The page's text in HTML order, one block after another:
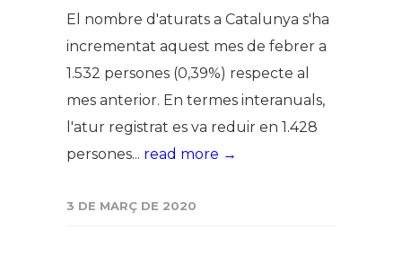
El nombre d'aturats a Catalunya s'ha
incrementat aquest mes de febrer a
1.532 persones (0,39%) respecte al
mes anterior. En termes interanuals,
l'atur registrat es va reduir en 1.428
persones... read more →
3 DE MARÇ DE 2020